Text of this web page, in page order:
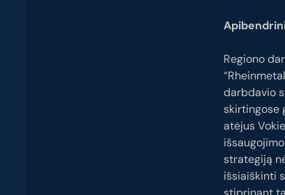
Regiono
darbdavio
skirtingose
atėjus
strategiją
išsiaiškinti